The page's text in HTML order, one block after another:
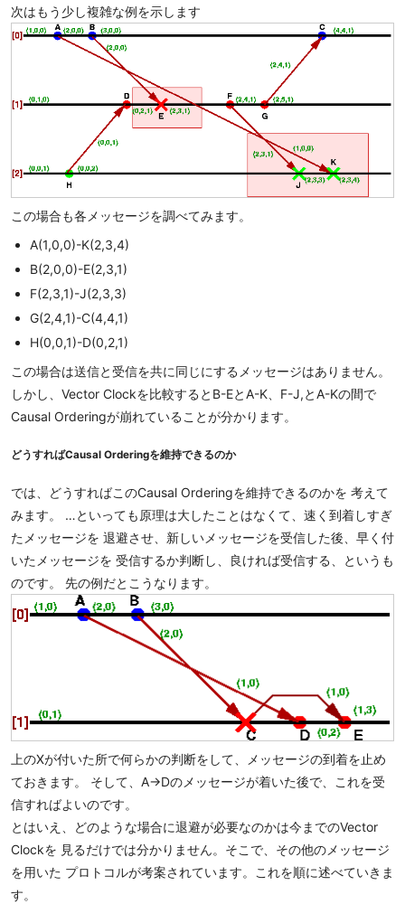
次はもう少し複雑な例を示します
この場合も各メッセージを調べてみます。
A(1,0,0)-K(2,3,4)
B(2,0,0)-E(2,3,1)
F(2,3,1)-J(2,3,3)
G(2,4,1)-C(4,4,1)
H(0,0,1)-D(0,2,1)
この場合は送信と受信を共に同じにするメッセージはありません。
しかし、Vector Clockを比較するとB-EとA-K、F-J,とA-Kの間で
Causal Orderingが崩れていることが分かります。
どうすればCausal Orderingを維持できるのか
では、どうすればこのCausal Orderingを維持できるのかを 考えて
みます。 …といっても原理は大したことはなくて、速く到着しすぎ
たメッセージを 退避させ、新しいメッセージを受信した後、早く付
いたメッセージを 受信するか判断し、良ければ受信する、というも
のです。 先の例だとこうなります。
上のXが付いた所で何らかの判断をして、メッセージの到着を止め
ておきます。 そして、A->Dのメッセージが着いた後で、これを受
信すればよいのです。
とはいえ、どのような場合に退避が必要なのかは今までのVector
Clockを 見るだけでは分かりません。そこで、その他のメッセージ
を用いた プロトコルが考案されています。これを順に述べていきま
す。